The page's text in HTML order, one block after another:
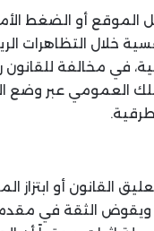
الموقع أو الضغط
خلال التظاهرات
العمومي عبر وضع
القانون أو ابتزاز
ويقوض الثقة في